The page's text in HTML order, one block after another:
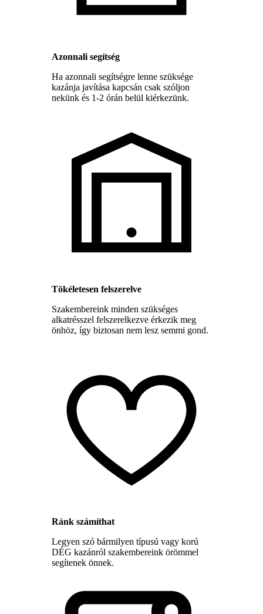
Azonnali segítség
Ha azonnali segítségre lenne szüksége
kazánja javítása kapcsán csak szóljon
nekünk és 1-2 órán belül kiérkezünk.
Tökéletesen felszerelve
Szakembereink minden szükséges
alkatrésszel felszerelkezve érkezik meg
önhöz, így biztosan nem lesz semmi gond.
Ránk számíthat
Legyen szó bármilyen típusú vagy korú
DÉG kazánról szakembereink örömmel
segítenek önnek.